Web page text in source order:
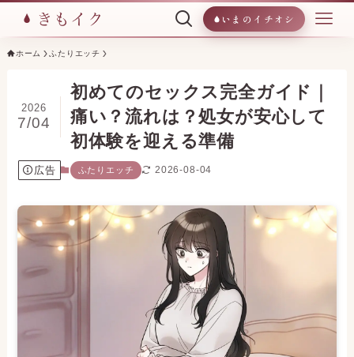
いまのイチオシ
ホーム ふたりエッチ
初めてのセックス完全ガイド｜
痛い？流れは？処女が安心して
初体験を迎える準備
2026
7/04
広告 ふたりエッチ 2026-08-04